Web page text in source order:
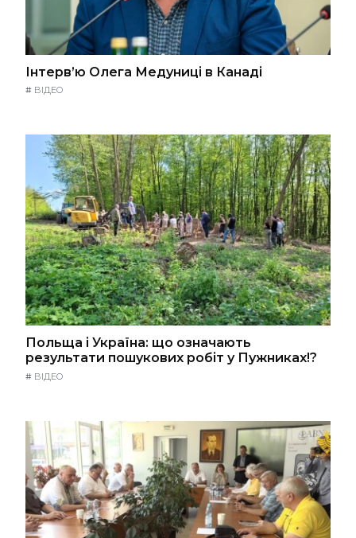
Інтерв’ю Олега Медуниці в Канаді
# ВІДЕО
Польща і Україна: що означають
результати пошукових робіт у Пужниках!?
# ВІДЕО